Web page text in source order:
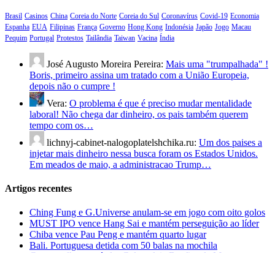
Brasil Casinos China Coreia do Norte Coreia do Sul Coronavírus Covid-19 Economia
Espanha EUA Filipinas França Governo Hong Kong Indonésia Japão Jogo Macau
Pequim Portugal Protestos Tailândia Taiwan Vacina Índia
José Augusto Moreira Pereira: Mais uma "trumpalhada" !
Boris, primeiro assina um tratado com a União Europeia,
depois não o cumpre !
Vera: O problema é que é preciso mudar mentalidade
laboral! Não chega dar dinheiro, os pais também querem
tempo com os…
lichnyj-cabinet-nalogoplatelshchika.ru: Um dos paises a
injetar mais dinheiro nessa busca foram os Estados Unidos.
Em meados de maio, a administracao Trump…
Artigos recentes
Ching Fung e G.Universe anulam-se em jogo com oito golos
MUST IPO vence Hang Sai e mantém perseguição ao líder
Chiba vence Pau Peng e mantém quarto lugar
Bali. Portuguesa detida com 50 balas na mochila